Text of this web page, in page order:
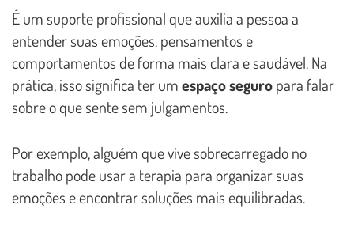
É um suporte profissional que auxilia a pessoa a
entender suas emoções, pensamentos e
comportamentos de forma mais clara e saudável. Na
prática, isso significa ter umespaço seguropara falar
sobre o que sente sem julgamentos.
Por exemplo, alguém que vive sobrecarregado no
trabalho pode usar a terapia para organizar suas
emoções e encontrar soluções mais equilibradas.